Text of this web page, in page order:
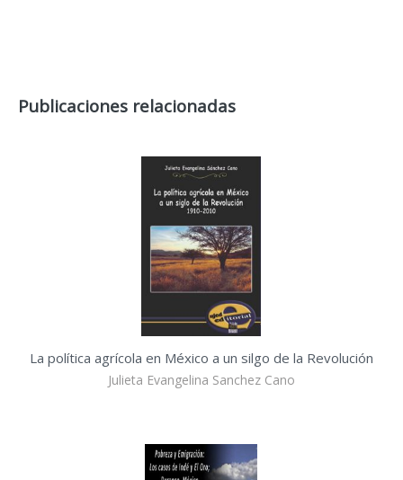
Publicaciones relacionadas
La política agrícola en México a un silgo de la Revolución
Julieta Evangelina Sanchez Cano